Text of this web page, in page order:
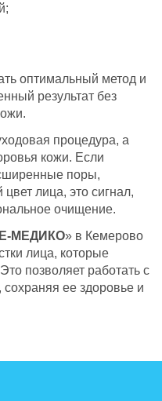
оптимальный метод и
результат без
процедура, а
кожи. Если
поры,
лица, это сигнал,
очищение.
МЕДИКО» в Кемерово
лица, которые
позволяет работать с
ее здоровье и